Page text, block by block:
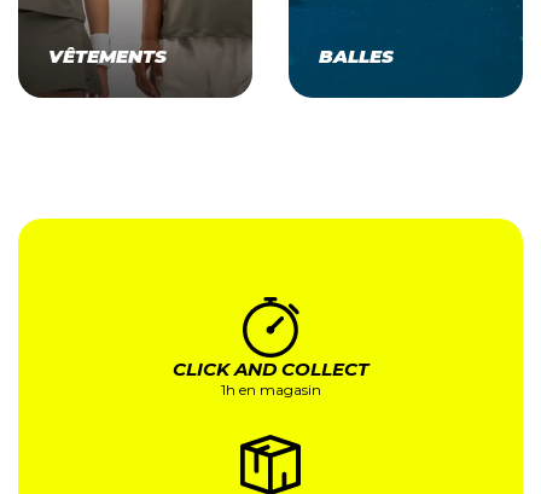
VÊTEMENTS BALLES
CLICK AND COLLECT
1h en magasin